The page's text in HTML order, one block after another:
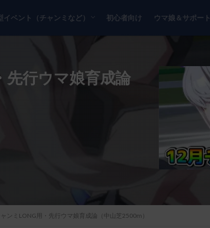
イベント（チャンミなど）
ャンピオンズミーティング
初心者向け ウマ娘＆サポート
先行ウマ娘育成論
ャンミLONG用・先行ウマ娘育成論（中山芝2500m）